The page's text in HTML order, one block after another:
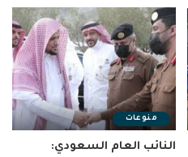
منوعات
النائب العام السعودي: